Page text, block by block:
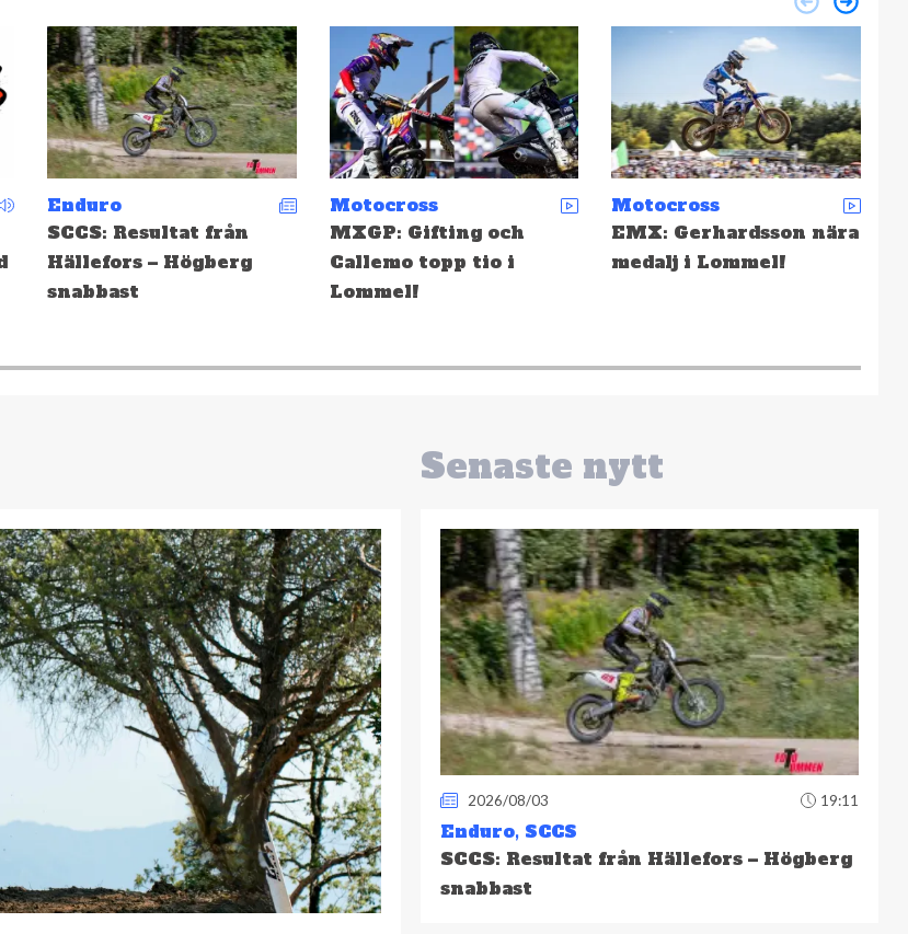
Motocross
MXGP: Gifting och
Callemo topp tio i
Lommel!
Motocross
EMX: Gerhardsson nära
medalj i Lommel!
Enduro
Depåsnack: 31. Torsk på
Tallinn
Senaste nytt
2026/08/03 19:11
Enduro, SCCS
SCCS: Resultat från Hällefors – Högberg
snabbast